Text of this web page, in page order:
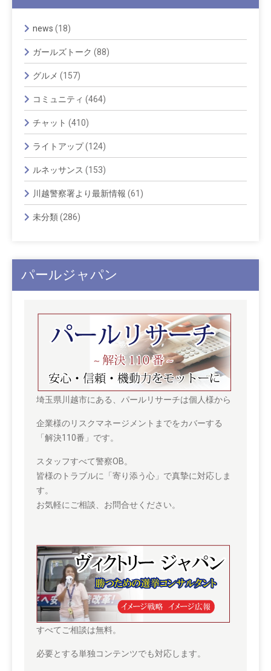
news (18)
ガールズトーク (88)
グルメ (157)
コミュニティ (464)
チャット (410)
ライトアップ(124)
ルネッサンス (153)
川越警察署より最新情報 (61)
未分類(286)
パールジャパン
埼玉県川越市にある、パールリサーチは個人様から
企業様のリスクマネージメントまでをカバーする
「解決110番」です。
スタッフすべて警察OB。
皆様のトラブルに「寄り添う心」で真摯に対応しま
す。
お気軽にご相談、お問合せください。
すべてご相談は無料。
必要とする単独コンテンツでも対応します。